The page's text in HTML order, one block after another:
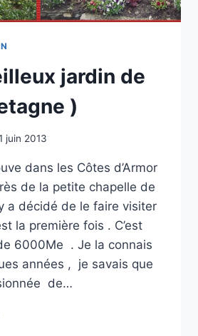
jardin de
)
juin 2013
dans les Côtes d’Armor
de la petite chapelle de
a décidé de le faire visiter
la première fois . C’est
6000Me . Je la connais
années , je savais que
de…